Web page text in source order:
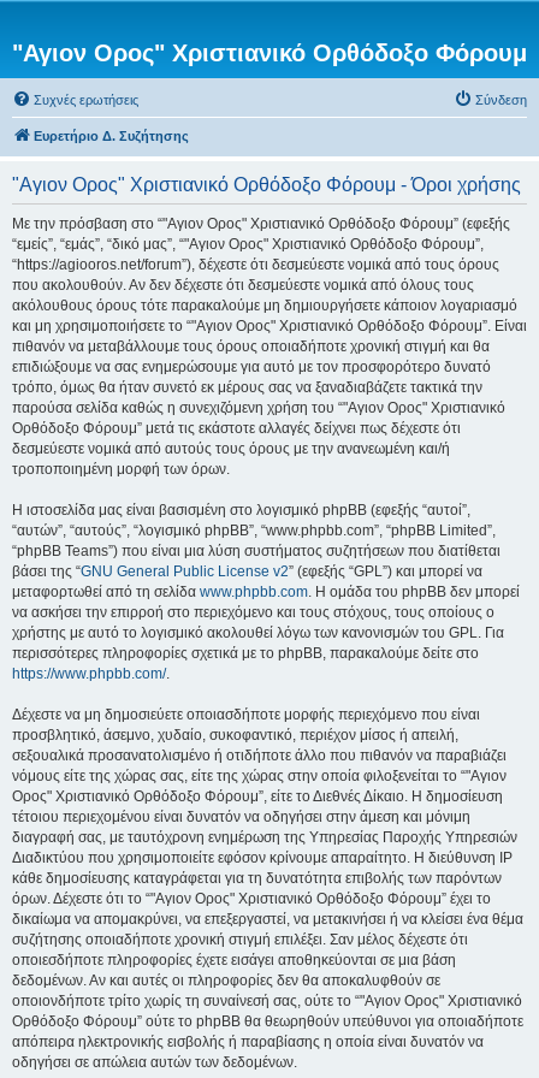
"Αγιον Ορος" Χριστιανικό Ορθόδοξο Φόρουμ
Συχνές ερωτήσεις Σύνδεση
Ευρετήριο Δ. Συζήτησης
"Αγιον Ορος" Χριστιανικό Ορθόδοξο Φόρουμ - Όροι χρήσης
Με την πρόσβαση στο “"Αγιον Ορος" Χριστιανικό Ορθόδοξο Φόρουμ” (εφεξής
“εμείς”, “εμάς”, “δικό μας”, “"Αγιον Ορος" Χριστιανικό Ορθόδοξο Φόρουμ”,
“https://agiooros.net/forum”), δέχεστε ότι δεσμεύεστε νομικά από τους όρους
που ακολουθούν. Αν δεν δέχεστε ότι δεσμεύεστε νομικά από όλους τους
ακόλουθους όρους τότε παρακαλούμε μη δημιουργήσετε κάποιον λογαριασμό
και μη χρησιμοποιήσετε το “"Αγιον Ορος" Χριστιανικό Ορθόδοξο Φόρουμ”. Είναι
πιθανόν να μεταβάλλουμε τους όρους οποιαδήποτε χρονική στιγμή και θα
επιδιώξουμε να σας ενημερώσουμε για αυτό με τον προσφορότερο δυνατό
τρόπο, όμως θα ήταν συνετό εκ μέρους σας να ξαναδιαβάζετε τακτικά την
παρούσα σελίδα καθώς η συνεχιζόμενη χρήση του “"Αγιον Ορος" Χριστιανικό
Ορθόδοξο Φόρουμ” μετά τις εκάστοτε αλλαγές δείχνει πως δέχεστε ότι
δεσμεύεστε νομικά από αυτούς τους όρους με την ανανεωμένη και/ή
τροποποιημένη μορφή των όρων.
Η ιστοσελίδα μας είναι βασισμένη στο λογισμικό phpBB (εφεξής “αυτοί”,
“αυτών”, “αυτούς”, “λογισμικό phpBB”, “www.phpbb.com”, “phpBB Limited”,
“phpBB Teams”) που είναι μια λύση συστήματος συζητήσεων που διατίθεται
βάσει της “GNU General Public License v2” (εφεξής “GPL”) και μπορεί να
μεταφορτωθεί από τη σελίδα www.phpbb.com. Η ομάδα του phpBB δεν μπορεί
να ασκήσει την επιρροή στο περιεχόμενο και τους στόχους, τους οποίους ο
χρήστης με αυτό το λογισμικό ακολουθεί λόγω των κανονισμών του GPL. Για
περισσότερες πληροφορίες σχετικά με το phpBB, παρακαλούμε δείτε στο
https://www.phpbb.com/.
Δέχεστε να μη δημοσιεύετε οποιασδήποτε μορφής περιεχόμενο που είναι
προσβλητικό, άσεμνο, χυδαίο, συκοφαντικό, περιέχον μίσος ή απειλή,
σεξουαλικά προσανατολισμένο ή οτιδήποτε άλλο που πιθανόν να παραβιάζει
νόμους είτε της χώρας σας, είτε της χώρας στην οποία φιλοξενείται το “"Αγιον
Ορος" Χριστιανικό Ορθόδοξο Φόρουμ”, είτε το Διεθνές Δίκαιο. Η δημοσίευση
τέτοιου περιεχομένου είναι δυνατόν να οδηγήσει στην άμεση και μόνιμη
διαγραφή σας, με ταυτόχρονη ενημέρωση της Υπηρεσίας Παροχής Υπηρεσιών
Διαδικτύου που χρησιμοποιείτε εφόσον κρίνουμε απαραίτητο. Η διεύθυνση IP
κάθε δημοσίευσης καταγράφεται για τη δυνατότητα επιβολής των παρόντων
όρων. Δέχεστε ότι το “"Αγιον Ορος" Χριστιανικό Ορθόδοξο Φόρουμ” έχει το
δικαίωμα να απομακρύνει, να επεξεργαστεί, να μετακινήσει ή να κλείσει ένα θέμα
συζήτησης οποιαδήποτε χρονική στιγμή επιλέξει. Σαν μέλος δέχεστε ότι
οποιεσδήποτε πληροφορίες έχετε εισάγει αποθηκεύονται σε μια βάση
δεδομένων. Αν και αυτές οι πληροφορίες δεν θα αποκαλυφθούν σε
οποιονδήποτε τρίτο χωρίς τη συναίνεσή σας, ούτε το “"Αγιον Ορος" Χριστιανικό
Ορθόδοξο Φόρουμ” ούτε το phpBB θα θεωρηθούν υπεύθυνοι για οποιαδήποτε
απόπειρα ηλεκτρονικής εισβολής ή παραβίασης η οποία είναι δυνατόν να
οδηγήσει σε απώλεια αυτών των δεδομένων.